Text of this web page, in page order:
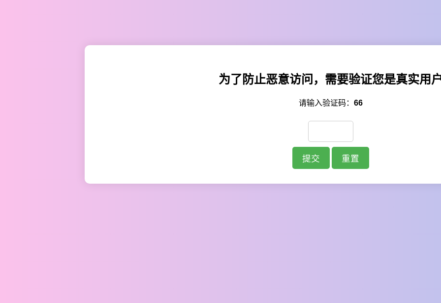
为了防止恶意访问，需要验证您是真实用
请输入验证码： 66
提交 重置